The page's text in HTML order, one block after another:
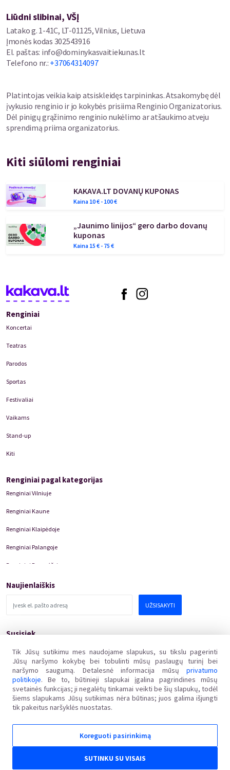
Liūdni slibinai, VŠĮ
Latako g. 1-41C, LT-01125, Vilnius, Lietuva
Įmonės kodas 302543916
El. paštas: info@dominykasvaitiekunas.lt
Telefono nr.: +37064314097
Platintojas veikia kaip atsiskleidęs tarpininkas. Atsakomybę dėl
įvykusio renginio ir jo kokybės prisiima Renginio Organizatorius.
Dėl pinigų grąžinimo renginio nukėlimo ar atšaukimo atveju
sprendimą priima organizatorius.
Kiti siūlomi renginiai
KAKAVA.LT DOVANŲ KUPONAS
Kaina 10€ - 100€
„Jaunimo linijos“ gero darbo dovanų
kuponas
Kaina 15 € - 75 €
Tik Jūsų sutikimu mes naudojame slapukus, su tikslu pagerinti
Jūsų naršymo kokybę bei tobulinti mūsų paslaugų turinį bei
naršymo saugumą. Detalesnė informacija mūsų privatumo
politikoje. Be to, būtinieji slapukai įgalina pagrindines mūsų
svetainės funkcijas; ji negalėtų tinkamai veikti be šių slapukų, todėl
šiems slapukams Jūsų sutikimas nėra būtinas; juos galima išjungti
tik pakeitus naršyklės nuostatas.
Koreguoti pasirinkimą
SUTINKU SU VISAIS
Renginiai
Koncertai
Teatras
Parodos
Sportas
Festivaliai
Vaikams
Stand-up
Kiti
Renginiai pagal kategorijas
Renginiai Vilniuje
Renginiai Kaune
Renginiai Klaipėdoje
Renginiai Palangoje
Renginiai Panevėžyje
Domino Teatro Spektakliai
Naujienlaiškis
UŽSISAKYTI
Susisiek
Adresas:Žalgirio g.135, LT-08217 Vilnius
Įmonės kodas:304769369
PVM mokėtojo kodas :LT100011648218
Respublikos vartotojų teisių apsaugos įstatymo nustatyta tvarka Valstybinėje vartotojų teisių